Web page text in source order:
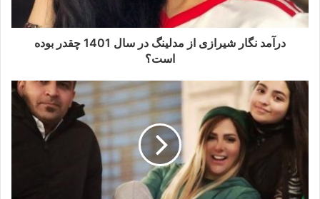
درآمد نگار شیرازی از مدلینگ در سال 1401 چقدر بوده
است؟